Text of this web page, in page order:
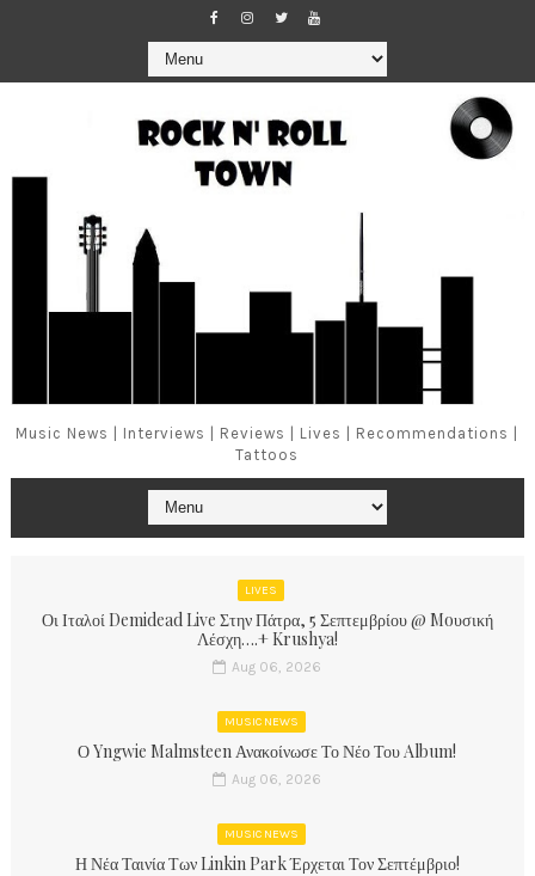
Music News | Interviews | Reviews | Lives | Recommendations |
Tattoos
LIVES
Οι Ιταλοί Demidead Live Στην Πάτρα, 5 Σεπτεμβρίου @ Moυσική
Λέσχη….+ Krushya!
Aug 06, 2026
MUSIC NEWS
Ο Yngwie Malmsteen Ανακοίνωσε Το Νέο Του Album!
Aug 06, 2026
MUSIC NEWS
Η Νέα Ταινία Των Linkin Park Έρχεται Τον Σεπτέμβριο!